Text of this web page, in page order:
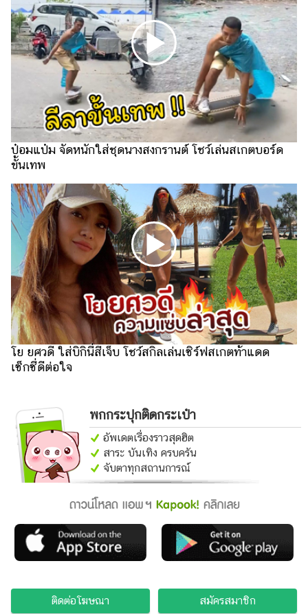
แต่งงาน
แม่
และ
เลี้ยง
Infographic
บริการ
แอปฯ
กระปุก
คอร์ส
ออนไลน์
เรียน
เลข
ออนไลน์
ติดต่อ
โฆษณา
ร่วม
งาน
กับ
เรา
ป๋อมแป๋ม จัดหนักใส่ชุดนางสงกรานต์ โชว์เล่นสเกตบอร์ด
ขั้นเทพ
โย ยศวดี ใส่บิกินี่สีเจ็บ โชว์สกิลเล่นเซิร์ฟสเกตท้าแดด
เซ็กซี่ดีต่อใจ
พกกระปุกติดกระเป๋า
อัพเดตเรื่องราวสุดฮิต
สาระ บันเทิง ครบครัน
จับตาทุกสถานการณ์
ติดต่อโฆษณา สมัครสมาชิก